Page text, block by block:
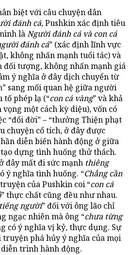
biệt với câu chuyện dân
đánh cá, Pushkin xác định tiêu
làNgười đánh cá và con cá
đánh cá” (xác định lĩnh vực
không nhấn mạnh tuổi tác) và
đối tượng, không nhấn mạnh giá
ý nghĩa ở đây dịch chuyển từ
sang mối quan hệ giữa người
tố phép lạ (“con cá vàng” và khả
một cách kỳ diệu), vốn có
“đổi đời” – “thưởng Thiện phạt
chuyện cổ tích, ở đây được
diễn biến hành động ở giữa
dựng tình huống thử thách.
đây mất đi sức mạnh thiêng
ý nghĩa tình huống. “Chẳng cần
của Pushkin coi “con cá
” thực chất cũng đều như nhau.
người” đối với ông lão chỉ
ngạc nhiên mà ông “chưa từng
có ý nghĩa vị kỷ, thực dụng. Sự
truyện phá hủy ý nghĩa của mọi
trình hành động.